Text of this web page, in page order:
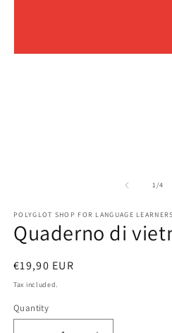
1/of
4
POLYGLOT SHOP FOR LANGUAGE LEARNERS
Quaderno di
Regular
price
€19,90 EUR
Tax included.
Quantity